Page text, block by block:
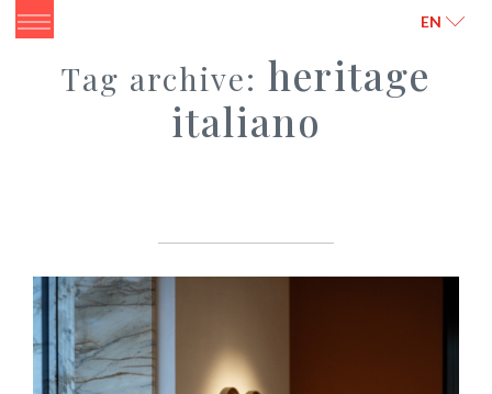
EN
Tag archive: heritage
italiano